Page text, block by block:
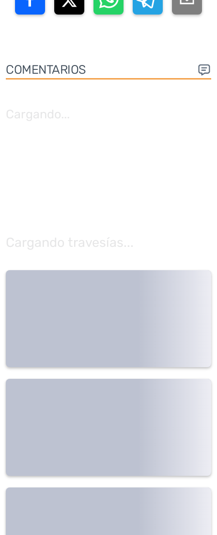
COMENTARIOS
Cargando...
Cargando travesías...